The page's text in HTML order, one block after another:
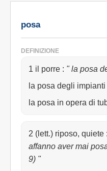
posa
DEFINIZIONE
1 il porre : " la posa
la posa degli
la posa in opera di
2 (lett.) riposo, quiete :
affanno aver mai
9) "